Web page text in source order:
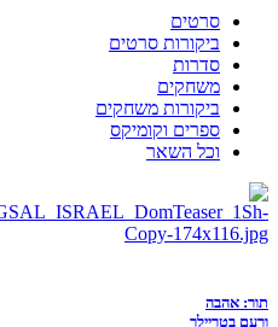
סרטים
ביקורות סרטים
סדרות
משחקים
ביקורות משחקים
ספרים וקומיקס
וכל השאר
תור: אהבה
ורעם בטריילר